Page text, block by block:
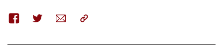
FacebookTwitterE-
mail
Copy